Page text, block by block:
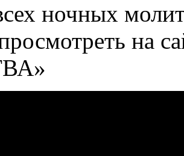
ночных
на